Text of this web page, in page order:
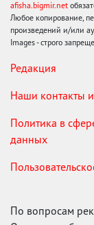
afisha.bigmir.net
Любое копирование,
произведений и/или
Images - строго
Редакция
Наши контакты
Политика в
данных
По вопросам